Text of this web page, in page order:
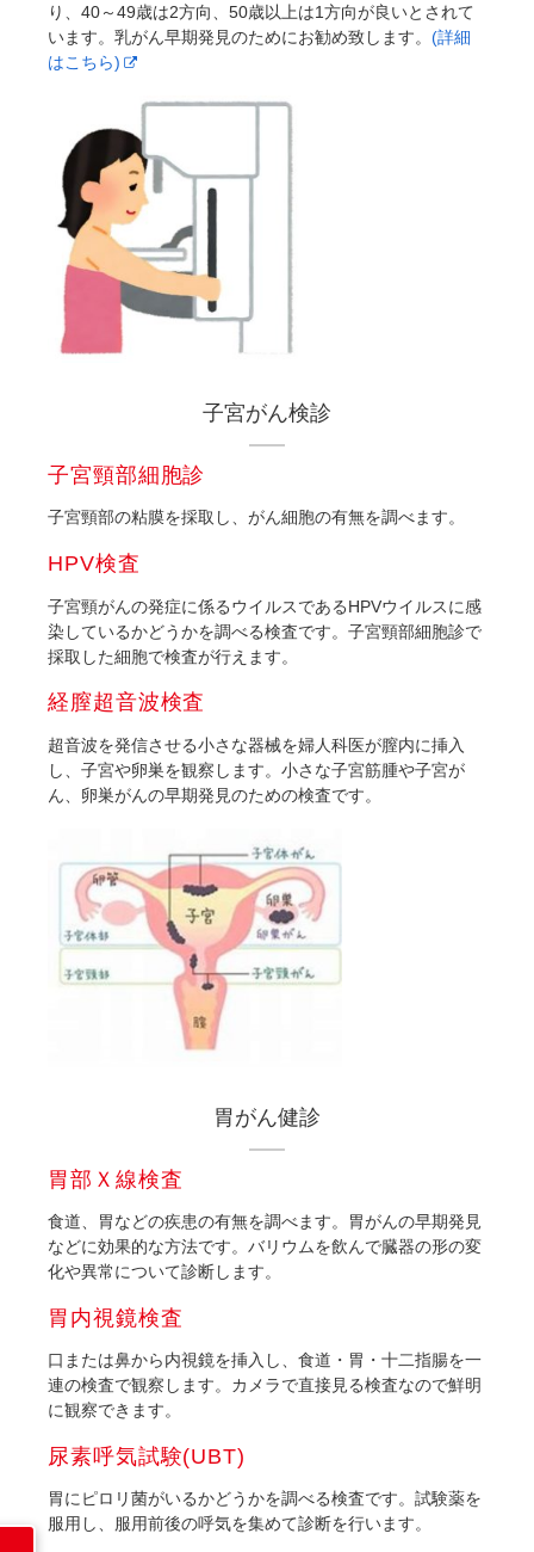
り、40～49歳は2方向、50歳以上は1方向が良いとされて
います。乳がん早期発見のためにお勧め致します。 (詳細
はこちら)
子宮がん検診
子宮頸部細胞診
子宮頸部の粘膜を採取し、がん細胞の有無を調べます。
HPV検査
子宮頸がんの発症に係るウイルスであるHPVウイルスに感
染しているかどうかを調べる検査です。子宮頸部細胞診で
採取した細胞で検査が行えます。
経膣超音波検査
超音波を発信させる小さな器械を婦人科医が膣内に挿入
し、子宮や卵巣を観察します。小さな子宮筋腫や子宮が
ん、卵巣がんの早期発見のための検査です。
胃がん健診
胃部Ｘ線検査
食道、胃などの疾患の有無を調べます。胃がんの早期発見
などに効果的な方法です。バリウムを飲んで臓器の形の変
化や異常について診断します。
胃内視鏡検査
口または鼻から内視鏡を挿入し、食道・胃・十二指腸を一
連の検査で観察します。カメラで直接見る検査なので鮮明
に観察できます。
尿素呼気試験(UBT)
胃にピロリ菌がいるかどうかを調べる検査です。試験薬を
服用し、服用前後の呼気を集めて診断を行います。